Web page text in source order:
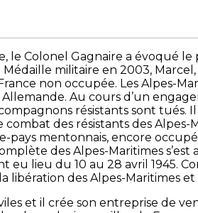
Colonel Gagnaire a évoqué le
militaire en 2003,
non occupée. Les Alpes-
Au cours d’un
résistants sont tués. Il
des résistants des Alpes-
pays mentonnais, encore
des Alpes-Maritimes s’est
eu lieu du 10 au 28 avril 1945.
libération des Alpes-Maritimes et
et il crée son entreprise de